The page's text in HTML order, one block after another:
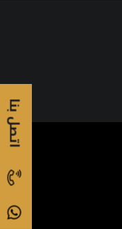
اتصل بنا